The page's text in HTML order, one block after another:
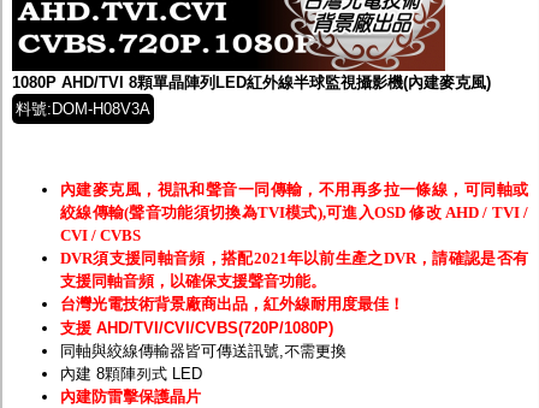
1080P AHD/TVI 8顆單晶陣列LED紅外線半球監視攝影機(內建麥克風)
料號:DOM-H08V3A
內建麥克風，視訊和聲音一同傳輸，不用再多拉一條線，可同軸或
絞線傳輸(聲音功能須切換為TVI模式),可進入OSD 修改 AHD / TVI /
CVI / CVBS
DVR須支援同軸音頻，搭配2021年以前生產之DVR，請確認是否有
支援同軸音頻，以確保支援聲音功能。
台灣光電技術背景廠商出品，紅外線耐用度最佳！
支援 AHD/TVI/CVI/CVBS(720P/1080P)
同軸與絞線傳輸器皆可傳送訊號,不需更換
內建 8顆陣列式 LED
內建防雷擊保護晶片